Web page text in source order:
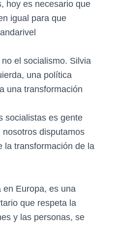
hoy es necesario que
igual para que
el socialismo. Silvia
una política
una transformación
socialistas es gente
disputamos
la transformación de la
en Europa, es una
que respeta la
y las personas, se